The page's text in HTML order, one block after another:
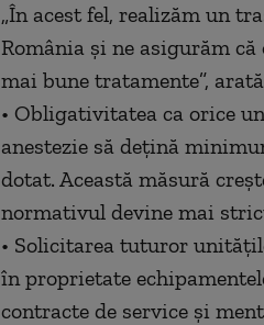
„În acest fel, realizăm un
România şi ne asigurăm
mai bune tratamente”,
• Obligativitatea ca orice
anestezie să deţină
dotat. Această măsură
normativul devine mai
• Solicitarea tuturor
în proprietate
contracte de service şi